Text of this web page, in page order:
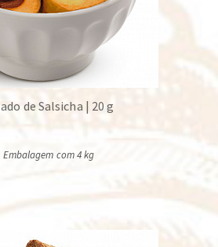
de Salsicha | 20 g
Embalagem com 4 kg